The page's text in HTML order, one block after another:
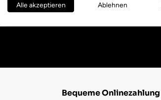
Bequeme Onlinezahlung
Alle akzeptieren Ablehnen